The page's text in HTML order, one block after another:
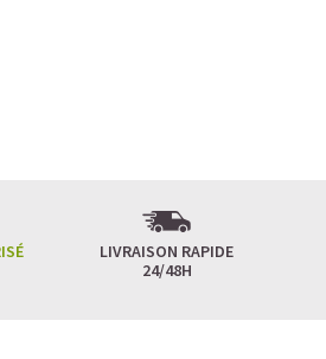
LIVRAISON RAPIDE
24/48H